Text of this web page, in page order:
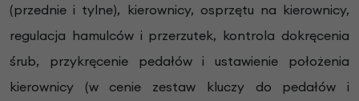
(przednie i tylne), kierownicy, osprzętu na kierownicy,
regulacja hamulców i przerzutek, kontrola dokręcenia
śrub, przykręcenie pedałów i ustawienie położenia
kierownicy (w cenie zestaw kluczy do pedałów i